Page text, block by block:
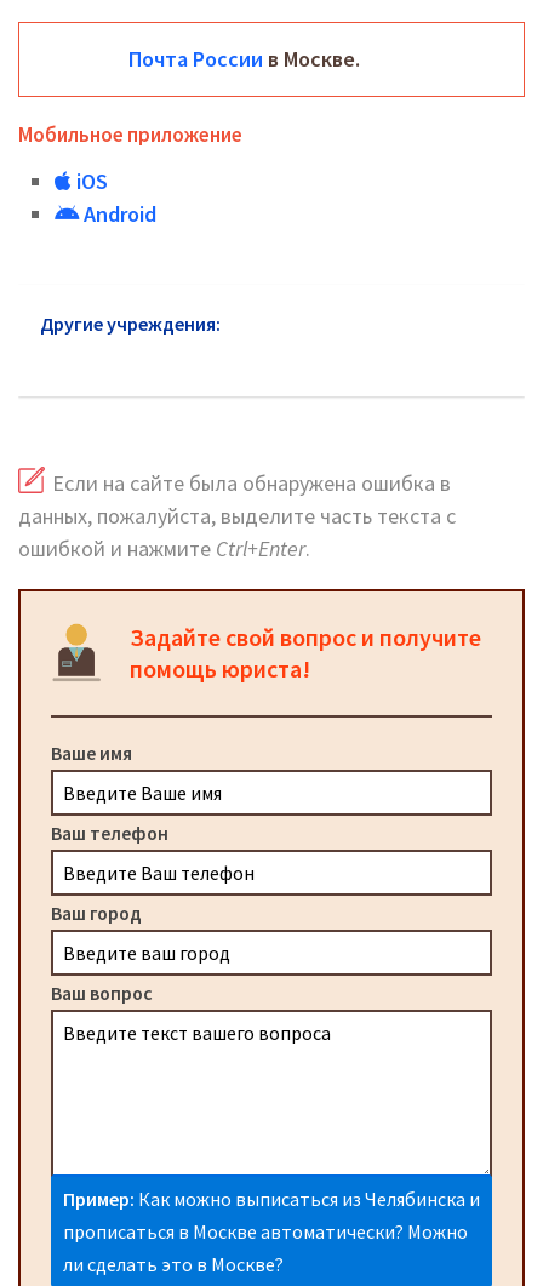
Почта России в Москве.
Мобильное приложение
iOS
Android
Другие учреждения:
Если на сайте была обнаружена ошибка в
данных, пожалуйста, выделите часть текста с
ошибкой и нажмите Ctrl+Enter.
Задайте свой вопрос и получите
помощь юриста!
Ваше имя
Ваш телефон
Ваш город
Ваш вопрос
Пример: Как можно выписаться из Челябинска и
прописаться в Москве автоматически? Можно
ли сделать это в Москве?